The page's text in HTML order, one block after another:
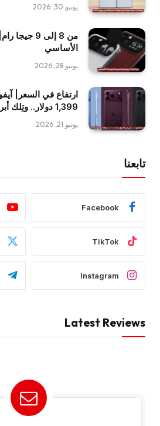
يونيو 30, 2026
الأساسي
يونيو 28, 2026
1,399 دولار.. وتِلك أبرز المواصفات المتوقعة
يونيو 21, 2026
تابعنا
Facebook
TikTok
Instagram
Latest Reviews